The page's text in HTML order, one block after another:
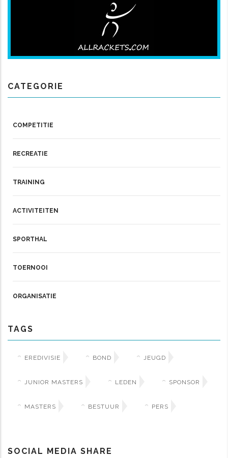
CATEGORIE
COMPETITIE
RECREATIE
TRAINING
ACTIVITEITEN
SPORTHAL
TOERNOOI
ORGANISATIE
TAGS
EREDIVISIE BOND JEUGD
JUNIOR MASTERS LEDEN SPONSOR
MASTERS BESTUUR PERS
SOCIAL MEDIA SHARE